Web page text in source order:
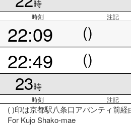
時
時刻 注記
22:09 ()
22:49 ()
23時
時刻 注記
( )印は京都駅八条口アバンティ前経
For Kujo Shako-mae